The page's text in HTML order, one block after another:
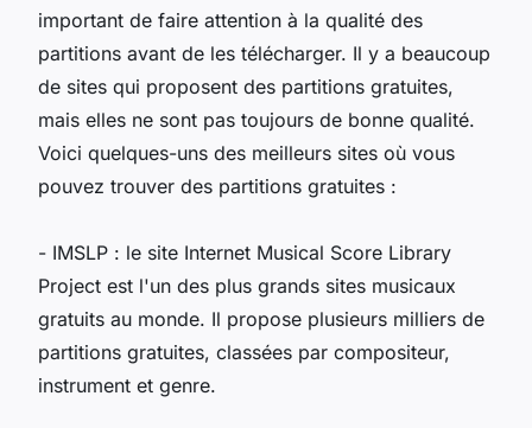
important de faire attention à la qualité des
partitions avant de les télécharger. Il y a beaucoup
de sites qui proposent des partitions gratuites,
mais elles ne sont pas toujours de bonne qualité.
Voici quelques-uns des meilleurs sites où vous
pouvez trouver des partitions gratuites :
- IMSLP : le site Internet Musical Score Library
Project est l'un des plus grands sites musicaux
gratuits au monde. Il propose plusieurs milliers de
partitions gratuites, classées par compositeur,
instrument et genre.